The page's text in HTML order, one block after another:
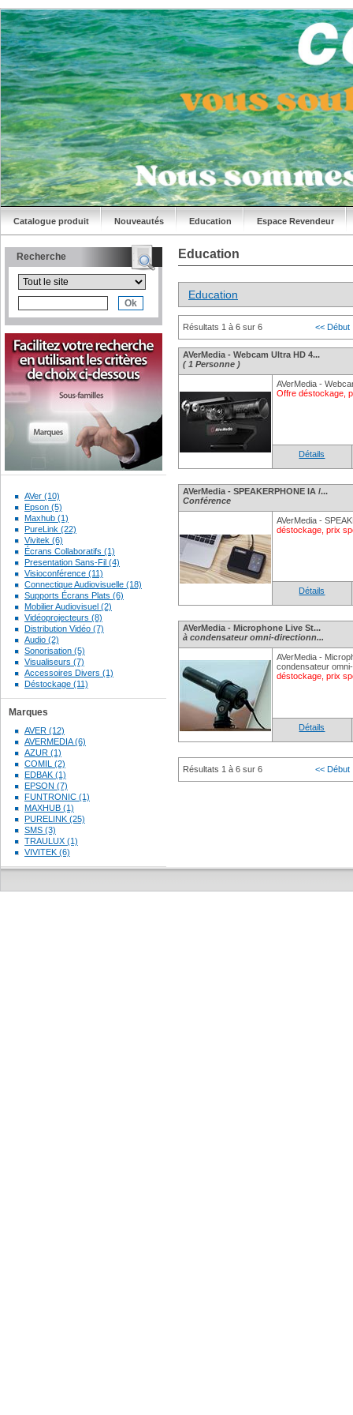
Catalogue produit Nouveautés Education Espace Revendeur
Recherche
AVer (10)
Epson (5)
Maxhub (1)
PureLink (22)
Vivitek (6)
Écrans Collaboratifs (1)
Presentation Sans-Fil (4)
Visioconférence (11)
Connectique Audiovisuelle (18)
Supports Écrans Plats (6)
Mobilier Audiovisuel (2)
Vidéoprojecteurs (8)
Distribution Vidéo (7)
Audio (2)
Sonorisation (5)
Visualiseurs (7)
Accessoires Divers (1)
Déstockage (11)
Marques
AVER (12)
AVERMEDIA (6)
AZUR (1)
COMIL (2)
EDBAK (1)
EPSON (7)
FUNTRONIC (1)
MAXHUB (1)
PURELINK (25)
SMS (3)
TRAULUX (1)
VIVITEK (6)
Education
Education
Résultats 1 à 6 sur 6 << Début
AVerMedia - Webcam Ultra HD 4...
( 1 Personne )
AVerMedia -
Offre déstockage,
Détails
AVerMedia - SPEAKERPHONE IA /...
Conférence
AVerMedia -
déstockage, prix
Détails
AVerMedia - Microphone Live St...
à condensateur omni-directionn...
AVerMedia -
condensateur
déstockage, prix
Détails
Résultats 1 à 6 sur 6 << Début